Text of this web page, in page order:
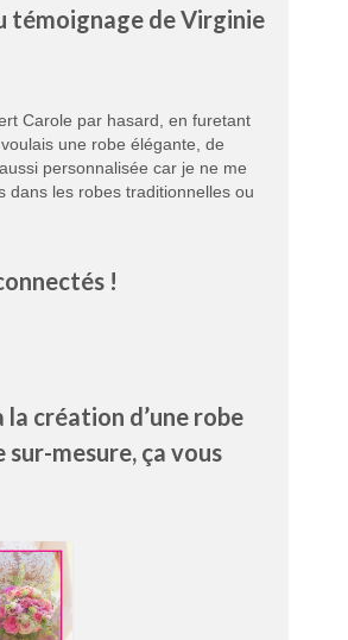
témoignage de Virginie
Carole par hasard, en furetant
une robe élégante, de
personnalisée car je ne me
dans les robes traditionnelles ou
!
la création d’une robe
sur-mesure, ça vous